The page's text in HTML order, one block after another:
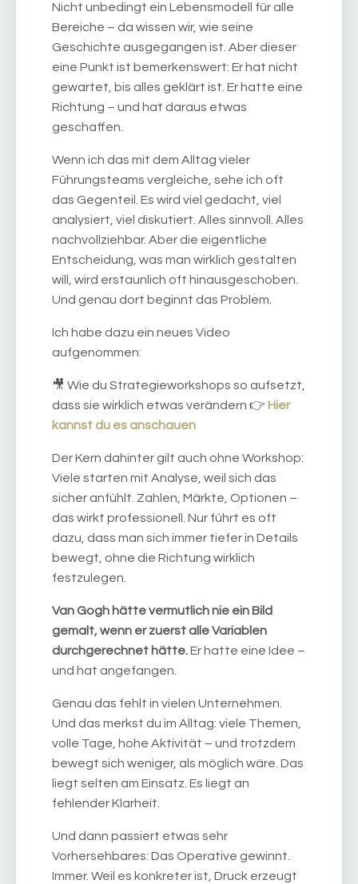
Nicht unbedingt ein Lebensmodell für alle
Bereiche – da wissen wir, wie seine
Geschichte ausgegangen ist. Aber dieser
eine Punkt ist bemerkenswert: Er hat nicht
gewartet, bis alles geklärt ist. Er hatte eine
Richtung – und hat daraus etwas
geschaffen.
Wenn ich das mit dem Alltag vieler
Führungsteams vergleiche, sehe ich oft
das Gegenteil. Es wird viel gedacht, viel
analysiert, viel diskutiert. Alles sinnvoll. Alles
nachvollziehbar. Aber die eigentliche
Entscheidung, was man wirklich gestalten
will, wird erstaunlich oft hinausgeschoben.
Und genau dort beginnt das Problem.
Ich habe dazu ein neues Video
aufgenommen:
🎥 Wie du Strategieworkshops so aufsetzt,
dass sie wirklich etwas verändern 👉 Hier
kannst du es anschauen
Der Kern dahinter gilt auch ohne Workshop:
Viele starten mit Analyse, weil sich das
sicher anfühlt. Zahlen, Märkte, Optionen –
das wirkt professionell. Nur führt es oft
dazu, dass man sich immer tiefer in Details
bewegt, ohne die Richtung wirklich
festzulegen.
Van Gogh hätte vermutlich nie ein Bild
gemalt, wenn er zuerst alle Variablen
durchgerechnet hätte.Er hatte eine Idee –
und hat angefangen.
Genau das fehlt in vielen Unternehmen.
Und das merkst du im Alltag: viele Themen,
volle Tage, hohe Aktivität – und trotzdem
bewegt sich weniger, als möglich wäre. Das
liegt selten am Einsatz. Es liegt an
fehlender Klarheit.
Und dann passiert etwas sehr
Vorhersehbares: Das Operative gewinnt.
Immer. Weil es konkreter ist, Druck erzeugt